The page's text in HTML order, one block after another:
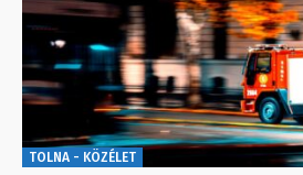
TOLNA - KÖZÉLET